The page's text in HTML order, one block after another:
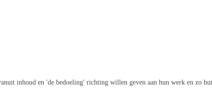
inhoud en 'de bedoeling' richting willen geven aan hun werk en zo